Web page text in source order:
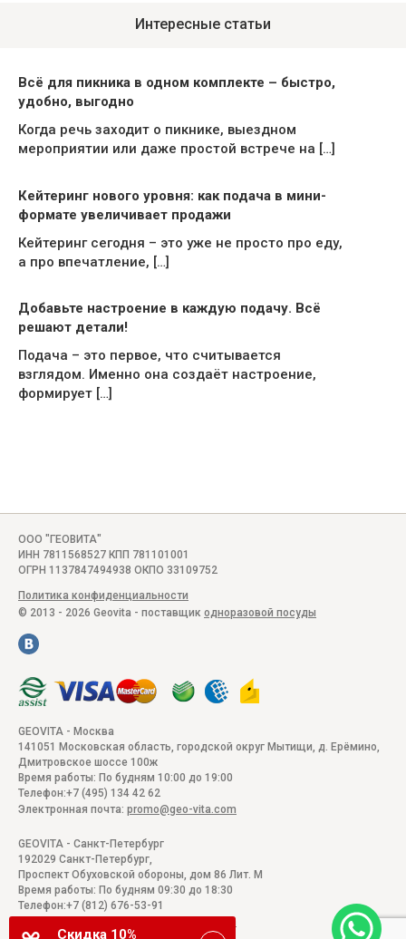
Интересные статьи
Всё для пикника в одном комплекте – быстро,
удобно, выгодно
Когда речь заходит о пикнике, выездном
мероприятии или даже простой встрече на […]
Кейтеринг нового уровня: как подача в мини-
формате увеличивает продажи
Кейтеринг сегодня – это уже не просто про еду,
а про впечатление, […]
Добавьте настроение в каждую подачу. Всё
решают детали!
Подача – это первое, что считывается
взглядом. Именно она создаёт настроение,
формирует […]
Скидка 10%
ООО "ГЕОВИТА"
ИНН 7811568527 КПП 781101001
ОГРН 1137847494938 ОКПО 33109752
Политика конфиденциальности
© 2013 - 2026 Geovita - поставщик одноразовой посуды
GEOVITA - Москва
141051
Московская область, городской округ Мытищи, д. Ерёмино,
Дмитровское шоссе 100ж
Время работы: По будням 10:00 до 19:00
Телефон:+7 (495) 134 42 62
Электронная почта: promo@geo-vita.com
GEOVITA - Санкт-Петербург
192029 Санкт-Петербург,
Проспект Обуховской обороны, дом 86 Лит. М
Время работы: По будням 09:30 до 18:30
Телефон:+7 (812) 676-53-91
promo@geo-vita.com